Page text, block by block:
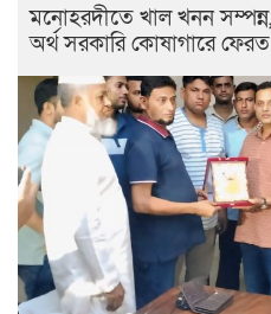
মনোহরদীতে খাল খনন সম্পন্ন,
অর্থ সরকারি কোষাগারে